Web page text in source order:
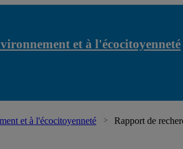
et à l'écocitoyenneté
et à l'écocitoyenneté Rapport de